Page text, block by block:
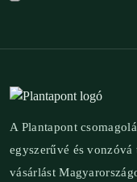
A Plantapont
egyszerűvé és
vásárlást